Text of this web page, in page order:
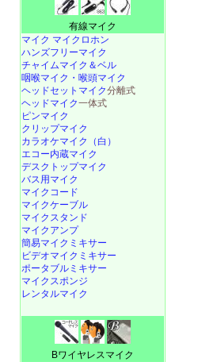
有線マイク
マイク マイクロホン
ハンズフリーマイク
チャイムマイク＆ベル
咽喉マイク・喉頭マイク
ヘッドセットマイク分離式
ヘッドマイク一体式
ピンマイク
クリップマイク
カラオケマイク（白）
エコー内蔵マイク
デスクトップマイク
バス用マイク
マイクコード
マイクケーブル
マイクスタンド
マイクアンプ
簡易マイクミキサー
ビデオマイクミキサー
ポータブルミキサー
マイクスポンジ
レンタルマイク
Bワイヤレスマイク